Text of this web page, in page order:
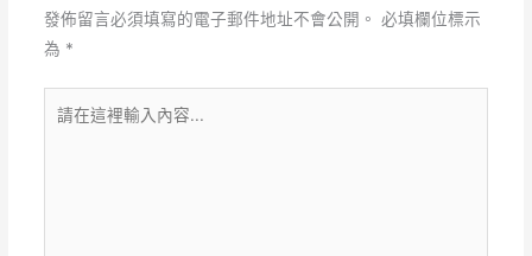
發佈留言必須填寫的電子郵件地址不會公開。 必填欄位標示
為 *